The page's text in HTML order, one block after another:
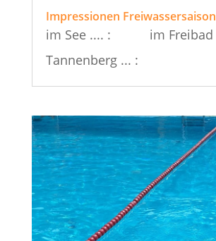
Impressionen Freiwassersaison
im See .... : im Freibad
Tannenberg ... :